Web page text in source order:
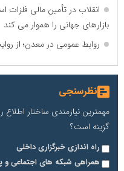
انقلاب در تأمین مالی فلزات
بازارهای جهانی را هموار می کند
روابط عمومی در معدن؛ از
نظرسنجی
مهمترین نیازمندی ساختار
گزینه است؟
راه اندازی خبرگزاری داخلی
همراهی شبکه های اجتماعی و